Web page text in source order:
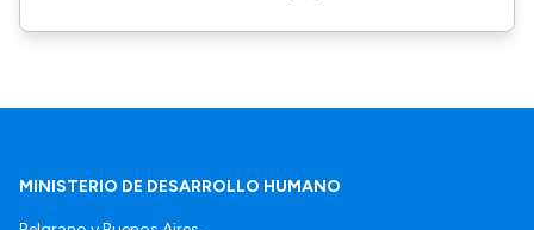
MINISTERIO DE DESARROLLO HUMANO